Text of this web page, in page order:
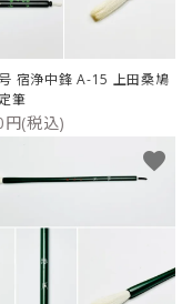
宿浄中鋒 A-15 上田桑鳩
筆
(税込)
favorite